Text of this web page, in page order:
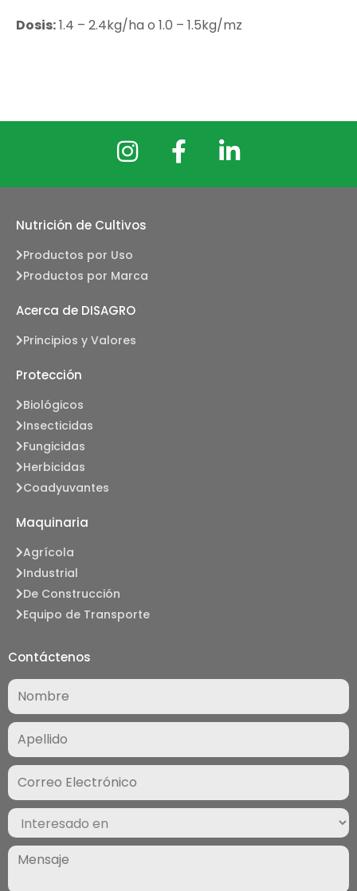
Dosis:1.4 – 2.4kg/ha o 1.0 – 1.5kg/mz
Nutrición de Cultivos
Productos por Uso
Productos por Marca
Acerca de DISAGRO
Principios y Valores
Protección
Biológicos
Insecticidas
Fungicidas
Herbicidas
Coadyuvantes
Maquinaria
Agrícola
Industrial
De Construcción
Equipo de Transporte
Contáctenos
Nombre
(Required)
Correo
Electrónico
(Required)
Interesado
en
(Required)
Mensaje
(Required)